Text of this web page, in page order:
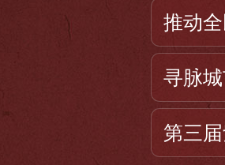
州、长沙、南
锡等14个城市
庆、浙江文成
姆斯特丹代表
推动
寻脉
第三